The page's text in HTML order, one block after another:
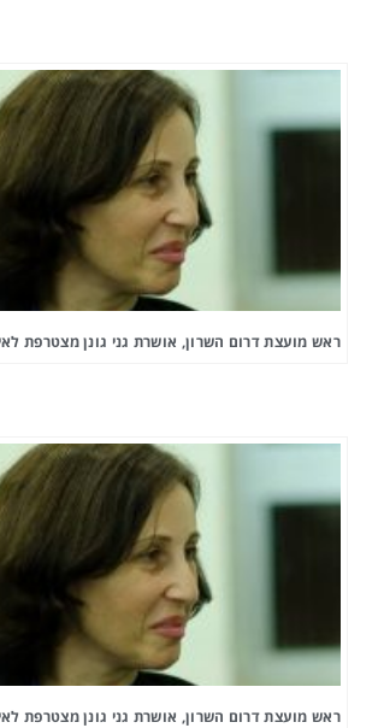
ראש מועצת דרום השרון, אושרת גני גונן מצטרפת
ראש מועצת דרום השרון, אושרת גני גונן מצטרפת